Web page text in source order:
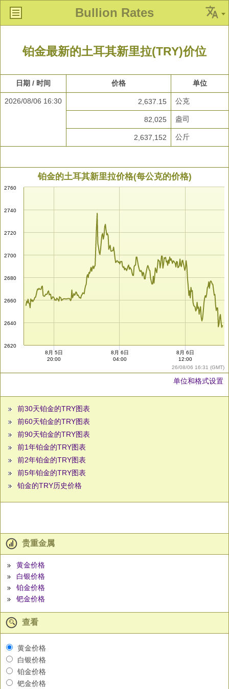
Bullion Rates
铂金最新的土耳其新里拉(TRY)价位
日期 / 时间 价格 单位
2026/08/06 16:30 2,637.15 公克
82,025 盎司
2,637,152 公斤
26/08/06 16:31 (GMT)
铂金的土耳其新里拉价格(每公克的价格)
2620
2640
2660
2680
2700
2720
2740
2760
8月 5日
20:00
8月 6日
04:00
8月 6日
12:00
单位和格式设置
前30天铂金的TRY图表
前60天铂金的TRY图表
前90天铂金的TRY图表
前1年铂金的TRY图表
前2年铂金的TRY图表
前5年铂金的TRY图表
铂金的TRY历史价格
贵重金属
黄金价格
白银价格
铂金价格
钯金价格
查看
黄金价格
白银价格
铂金价格
钯金价格